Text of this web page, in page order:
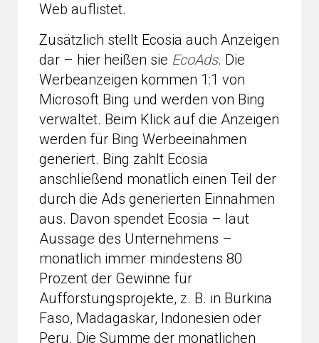
Web auflistet.
Zusätzlich stellt Ecosia auch Anzeigen
dar – hier heißen sie EcoAds. Die
Werbeanzeigen kommen 1:1 von
Microsoft Bing und werden von Bing
verwaltet. Beim Klick auf die Anzeigen
werden für Bing Werbeeinahmen
generiert. Bing zahlt Ecosia
anschließend monatlich einen Teil der
durch die Ads generierten Einnahmen
aus. Davon spendet Ecosia – laut
Aussage des Unternehmens –
monatlich immer mindestens 80
Prozent der Gewinne für
Aufforstungsprojekte, z. B. in Burkina
Faso, Madagaskar, Indonesien oder
Peru. Die Summe der monatlichen